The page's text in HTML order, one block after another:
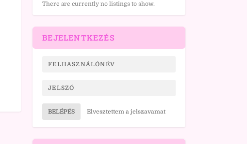
There are currently no listings to show.
BEJELENTKEZÉS
BELÉPÉS Elvesztettem a jelszavamat